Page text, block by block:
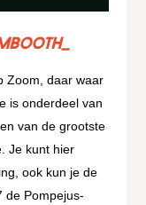
Zoom, daar waar
is onderdeel van
van de grootste
Je kunt hier
ook kun je de
de Pompejus-